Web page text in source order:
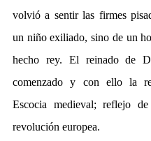
volvió a sentir las firmes
un niño exiliado, sino de un
hecho rey. El reinado de
comenzado y con ello la
Escocia medieval; reflejo
revolución europea.